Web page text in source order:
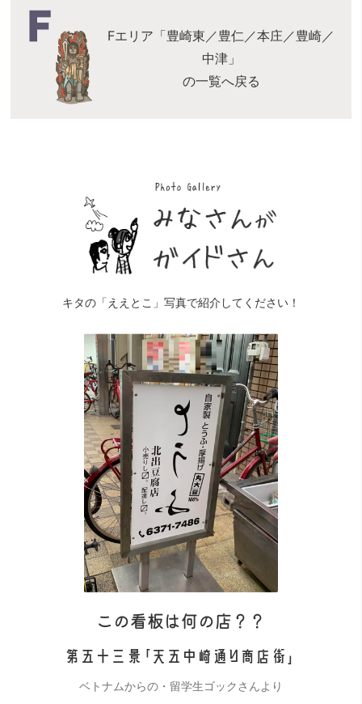
Fエリア「豊崎東／豊仁／本庄／豊崎／
中津」
の一覧へ戻る
キタの「ええとこ」写真で紹介してください！
この看板は何の店？？
第五十三景「天五中崎通り商店街」
ベトナムからの・留学生ゴックさんより